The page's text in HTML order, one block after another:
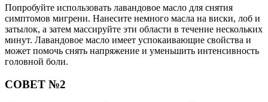
Попробуйте использовать лавандовое масло для снятия
симптомов мигрени. Нанесите немного масла на виски, лоб и
затылок, а затем массируйте эти области в течение нескольких
минут. Лавандовое масло имеет успокаивающие свойства и
может помочь снять напряжение и уменьшить интенсивность
головной боли.
СОВЕТ №2